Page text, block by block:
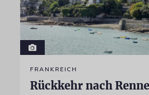
FRANKREICH
Rückkehr nach